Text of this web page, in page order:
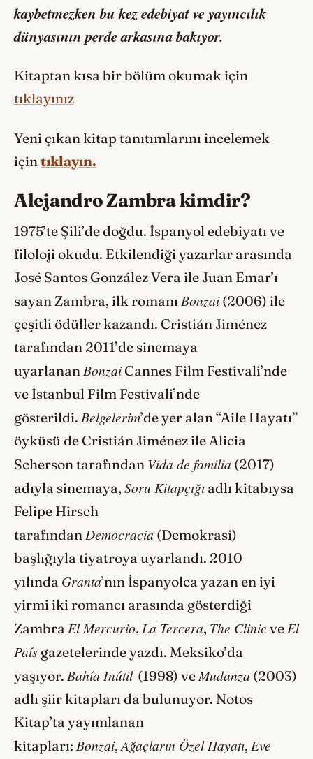
kaybetmezken bu kez edebiyat ve yayıncılık
dünyasının perde arkasına bakıyor.
Kitaptan kısa bir bölüm okumak için
tıklayınız
Yeni çıkan kitap tanıtımlarını incelemek
için tıklayın.
Alejandro Zambra kimdir?
1975’te Şili’de doğdu. İspanyol edebiyatı ve
filoloji okudu. Etkilendiği yazarlar arasında
José Santos González Vera ile Juan Emar’ı
sayan Zambra, ilk romanı Bonzai(2006) ile
çeşitli ödüller kazandı. Cristián Jiménez
tarafından 2011’de sinemaya
uyarlanan BonzaiCannes Film Festivali’nde
ve İstanbul Film Festivali’nde
gösterildi. Belgelerim’de yer alan “Aile Hayatı”
öyküsü de Cristián Jiménez ile Alicia
Scherson tarafından Vida de familia (2017)
adıyla sinemaya, Soru Kitapçığı adlı kitabıysa
Felipe Hirsch
tarafından Democracia (Demokrasi)
başlığıyla tiyatroya uyarlandı. 2010
yılında Granta’nın İspanyolca yazan en iyi
yirmi iki romancı arasında gösterdiği
Zambra El Mercurio, La Tercera, The Clinicve El
País gazetelerinde yazdı. Meksiko’da
yaşıyor. Bahía Inútil (1998) veMudanza (2003)
adlı şiir kitapları da bulunuyor. Notos
Kitap’ta yayımlanan
kitapları: Bonzai,Ağaçların Özel Hayatı, Eve